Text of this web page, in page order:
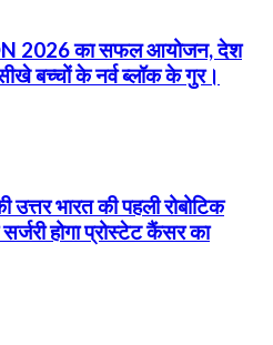
2026 का सफल आयोजन, देश
बच्चों के नर्व ब्लॉक के गुर।
भारत की पहली रोबोटिक
होगा प्रोस्टेट कैंसर का